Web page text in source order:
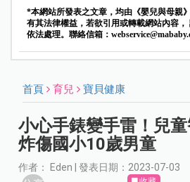
*本網站所發表之文章，均由《嬰兒與母親
有其法律權益，若欲引用或轉載網站內容
依法處理。聯絡信箱：
首頁 育兒 寶貝健康
小心手錶變手雷！兒童
炸傷國小10歲男童
作者： Eden | 發表日期：2023-07-03